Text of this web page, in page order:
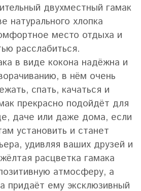
двухместный гамак
натурального хлопка
место отдыха и
расслабиться.
в виде кокона надёжна и
в нём очень
спать, качаться и
прекрасно подойдёт для
даче или даже дома, если
установить и станет
удивляя ваших друзей и
расцветка гамака
атмосферу, а
придаёт ему эксклюзивный